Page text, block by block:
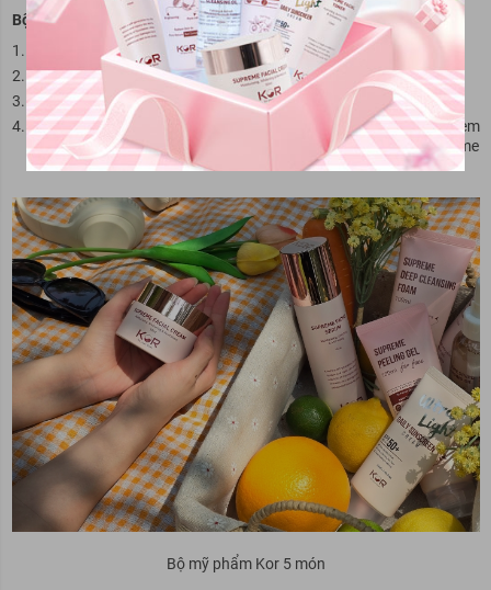
Bộ mỹ phẩm Kor 5 mónbao gồm:
Dầu tẩy trang KOR Supreme Speed Cleansing Oil
Sữa rửa mặt KOR Supreme Deep Cleansing Foam
Toner cấp ẩm, dưỡng trắng, ngừa lão hóa KOR Supreme Facial
Serum cấp ẩm, dưỡng trắng, mờ nhăn KOR Supreme Facial Kem
dưỡng da, cấp ẩm, dưỡng trắng, ngừa lão hóa KOR Supreme
Facial
Bộ mỹ phẩm Kor 5 món